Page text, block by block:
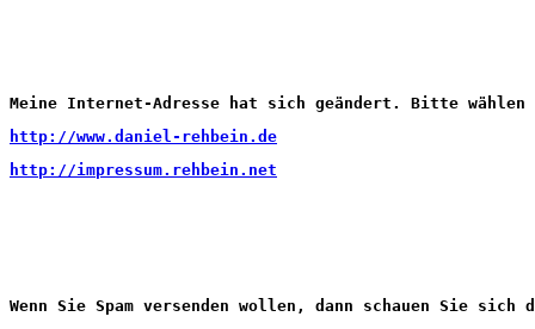
Meine Internet-Adresse hat sich geändert. Bitte wählen
http://www.daniel-rehbein.de
http://impressum.rehbein.net
Wenn Sie Spam versenden wollen, dann schauen Sie